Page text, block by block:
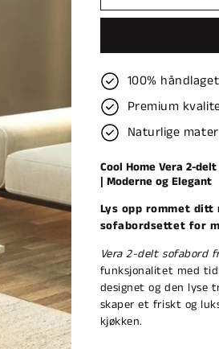
100% håndlaget
Premium
Naturlige
Cool Home Vera 2-
| Moderne og Elegant
Lys opp rommet
sofabordsettet for
Vera 2-delt sofabord
funksjonalitet med
designet og den lyse
skaper et friskt og
kjøkken.